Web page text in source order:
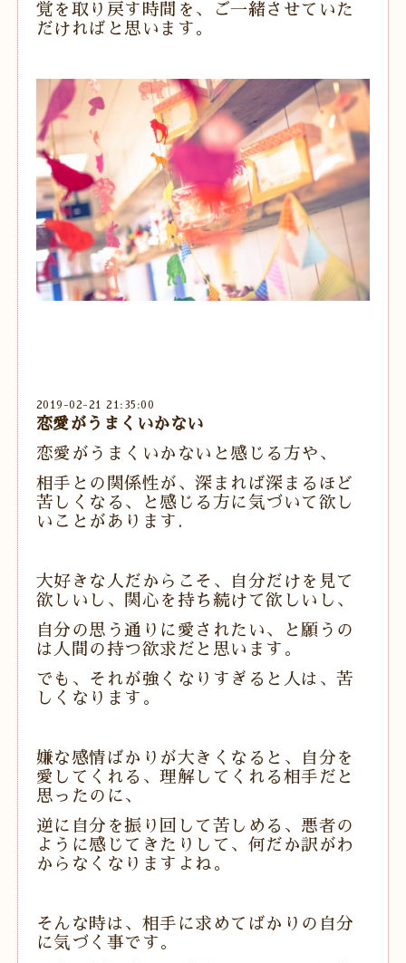
覚を取り戻す時間を、ご一緒させていた
だければと思います。
2019-02-21 21:35:00
恋愛がうまくいかない
恋愛がうまくいかないと感じる方や、
相手との関係性が、深まれば深まるほど
苦しくなる、と感じる方に気づいて欲し
いことがあります.
大好きな人だからこそ、自分だけを見て
欲しいし、関心を持ち続けて欲しいし、
自分の思う通りに愛されたい、と願うの
は人間の持つ欲求だと思います。
でも、それが強くなりすぎると人は、苦
しくなります。
嫌な感情ばかりが大きくなると、自分を
愛してくれる、理解してくれる相手だと
思ったのに、
逆に自分を振り回して苦しめる、悪者の
ように感じてきたりして、 何だか訳がわ
からなくなりますよね。
そんな時は、相手に求めてばかりの自分
に気づく事です。